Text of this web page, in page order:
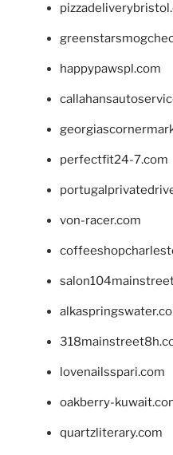
happypawspl.com
perfectfit24-7.com
von-racer.com
lovenailsspari.com
oakberry-
quartzliterary.com